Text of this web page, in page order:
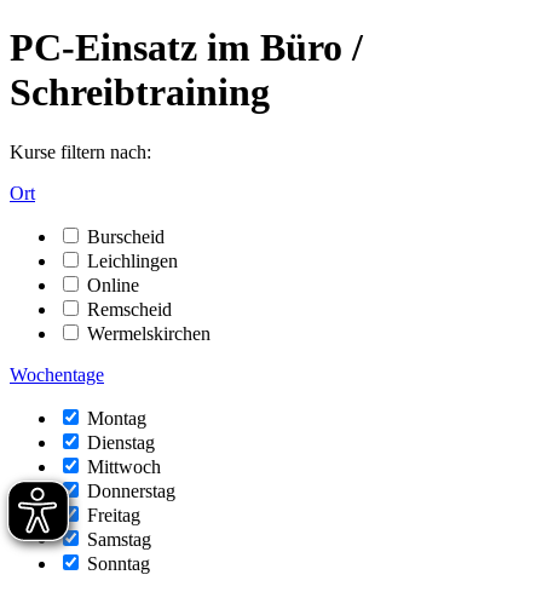
PC-Einsatz im Büro /
Schreibtraining
Kurse filtern nach:
Ort
Burscheid
Leichlingen
Online
Remscheid
Wermelskirchen
Wochentage
Montag
Dienstag
Mittwoch
Donnerstag
Freitag
Samstag
Sonntag